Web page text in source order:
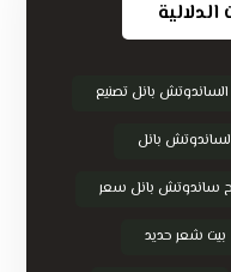
الساندوتش بانل تصنيع
بانل
ساندوتش بانل سعر
بيت شعر حديد